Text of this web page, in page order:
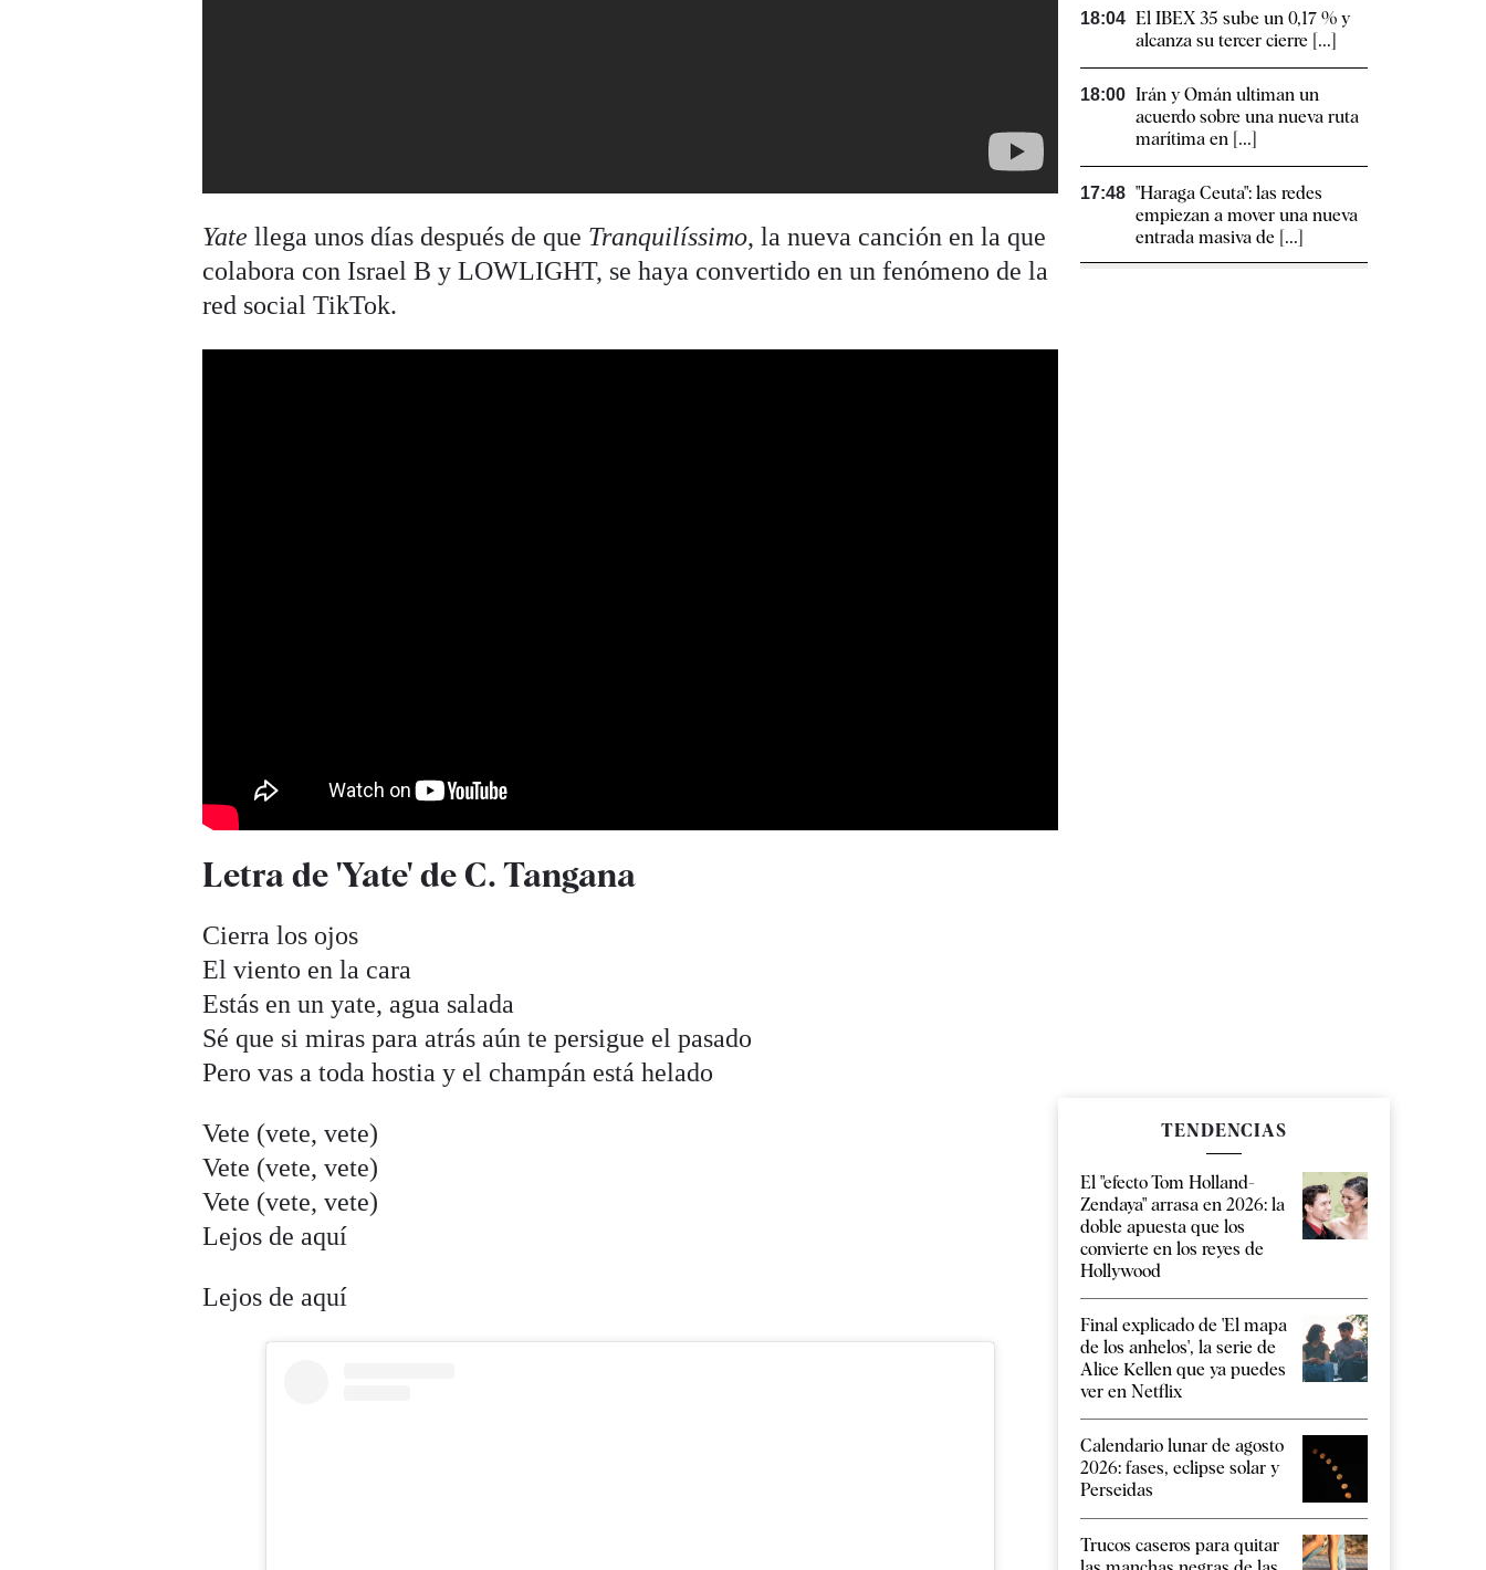
Yatellega unos días después de que Tranquilíssimo, la nueva canción en la que
colabora con Israel B y LOWLIGHT, se haya convertido en un fenómeno de la
red social TikTok.
Letra de 'Yate' de C. Tangana
Cierra los ojos
El viento en la cara
Estás en un yate, agua salada
Sé que si miras para atrás aún te persigue el pasado
Pero vas a toda hostia y el champán está helado
Vete (vete, vete)
Vete (vete, vete)
Vete (vete, vete)
Lejos de aquí
Lejos de aquí
18:04 El IBEX 35 sube un 0,17 % y
alcanza su tercer cierre [...]
18:00 Irán y Omán ultiman un
acuerdo sobre una nueva ruta
marítima en [...]
17:48 "Haraga Ceuta": las redes
empiezan a mover una nueva
entrada masiva de [...]
TENDENCIAS
El "efecto Tom Holland-
Zendaya" arrasa en 2026: la
doble apuesta que los
convierte en los reyes de
Hollywood
Final explicado de 'El mapa
de los anhelos', la serie de
Alice Kellen que ya puedes
ver en Netflix
Calendario lunar de agosto
2026: fases, eclipse solar y
Perseidas
Trucos caseros para quitar